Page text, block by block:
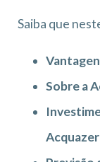
Saiba que
Sobre a